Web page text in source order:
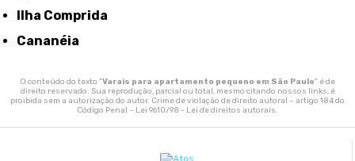
Ilha Comprida
Cananéia
O conteúdo do texto "Varais para apartamento pequeno em São Paulo" é de
direito reservado. Sua reprodução, parcial ou total, mesmo citando nossos links, é
proibida sem a autorização do autor. Crime de violação de direito autoral – artigo 184 do
Código Penal – Lei 9610/98 - Lei de direitos autorais.